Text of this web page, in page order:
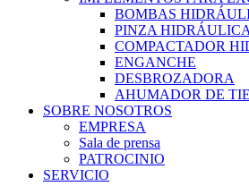
BOMBAS
PINZA HIDRÁULICA
COMPACTADOR
ENGANCHE
DESBROZADORA
AHUMADOR DE
SOBRE NOSOTROS
EMPRESA
Sala de prensa
PATROCINIO
SERVICIO